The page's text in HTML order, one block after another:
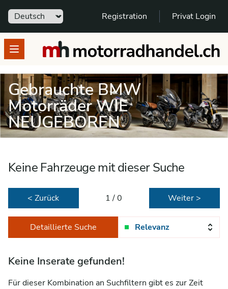
Sprache Registration Privat Login
Open menumotorradhandel.ch
Gebrauchte BMW
Motorräder WIE
NEUGEBOREN
Keine Fahrzeuge mit dieser Suche
< Zurück 1 / 0 Weiter >
Detaillierte Suche Relevanz
Keine Inserate gefunden!
Für dieser Kombination an Suchfiltern gibt es zur Zeit